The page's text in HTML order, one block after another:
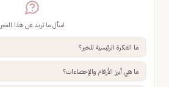
اسأل ما تريد عن هذا الخبر
ما الفكرة الرئيسية للخبر؟
ما هي أبرز الأرقام والإحصاءات؟